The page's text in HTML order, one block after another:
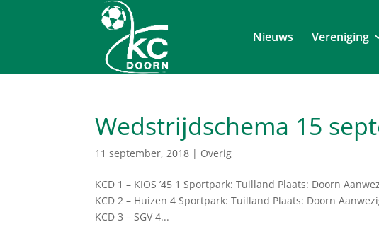
Nieuws Vereniging
Wedstrijdschema 15
11 september, 2018 | Overig
KCD 1 – KIOS ’45 1 Sportpark: Tuilland Plaats: Doorn
KCD 2 – Huizen 4 Sportpark: Tuilland Plaats: Doorn
KCD 3 – SGV 4...